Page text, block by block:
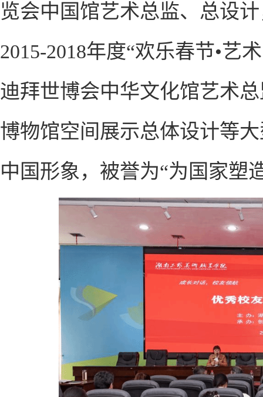
览会中国馆艺术总监、总设
2015-2018年度“欢乐春节•艺
迪拜世博会中华文化馆艺术
博物馆空间展示总体设计等
中国形象，被誉为“为国家塑